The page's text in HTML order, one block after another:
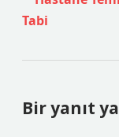
Tabi
Bir yanıt